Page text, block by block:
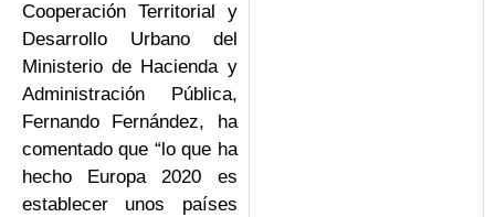
Cooperación Territorial y
Desarrollo Urbano del
Ministerio de Hacienda y
Administración Pública,
Fernando Fernández, ha
comentado que “lo que ha
hecho Europa 2020 es
establecer unos países